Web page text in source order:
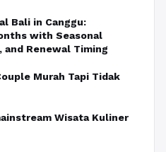
Bali in Canggu:
with Seasonal
and Renewal Timing
Murah Tapi Tidak
Wisata Kuliner